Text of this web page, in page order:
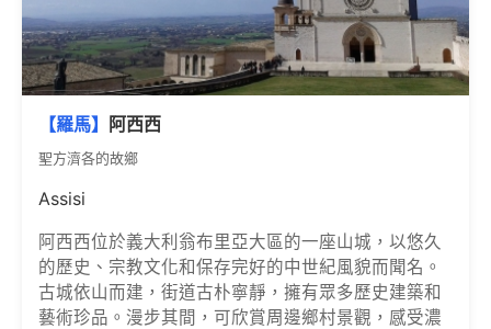
【羅馬】 阿西西
聖方濟各的故鄉
Assisi
阿西西位於義大利翁布里亞大區的一座山城，以悠久
的歷史、宗教文化和保存完好的中世紀風貌而聞名。
古城依山而建，街道古朴寧靜，擁有眾多歷史建築和
藝術珍品。漫步其間，可欣賞周邊鄉村景觀，感受濃